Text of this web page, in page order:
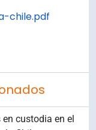
chile.pdf
custodia en el